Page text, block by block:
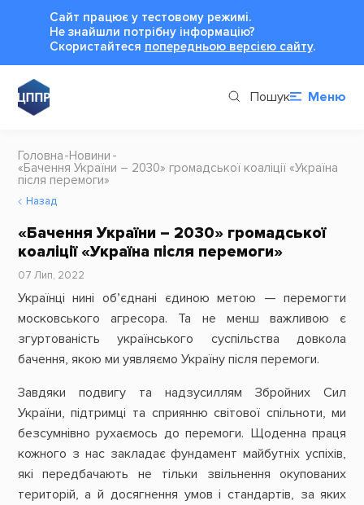
Сайт працює у тестовому режимі.
Не знайшли потрібну інформацію?
Cкористайтеся попередньою версією сайту.
Пошук Меню
Головна Новини
«Бачення України – 2030» громадської коаліції «Україна
після перемоги»
Назад
«Бачення України – 2030» громадської
коаліції «Україна після перемоги»
07 Лип, 2022
Українці нині об’єднані єдиною метою — перемогти
московського агресора. Та не менш важливою є
згуртованість українського суспільства довкола
бачення, якою ми уявляємо Україну після перемоги.
Завдяки подвигу та надзусиллям Збройних Сил
України, підтримці та сприянню світової спільноти, ми
безсумнівно рухаємось до перемоги. Щоденна праця
кожного з нас закладає фундамент майбутніх успіхів,
які передбачають не тільки звільнення окупованих
територій, а й досягнення умов і стандартів, за яких